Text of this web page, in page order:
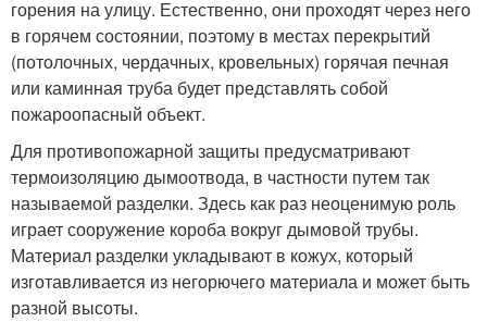
горения на улицу. Естественно, они проходят через него
в горячем состоянии, поэтому в местах перекрытий
(потолочных, чердачных, кровельных) горячая печная
или каминная труба будет представлять собой
пожароопасный объект.
Для противопожарной защиты предусматривают
термоизоляцию дымоотвода, в частности путем так
называемой разделки. Здесь как раз неоценимую роль
играет сооружение короба вокруг дымовой трубы.
Материал разделки укладывают в кожух, который
изготавливается из негорючего материала и может быть
разной высоты.